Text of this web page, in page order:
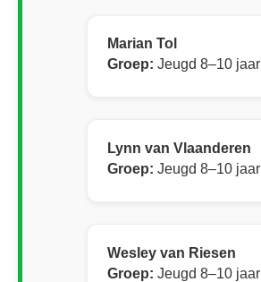
Marian Tol
Groep: Jeugd 8–10 jaar
Lynn van Vlaanderen
Groep: Jeugd 8–10 jaar
Wesley van Riesen
Groep: Jeugd 8–10 jaar